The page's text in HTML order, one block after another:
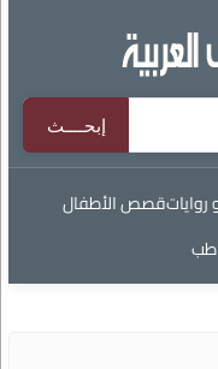
قصص الأطفال